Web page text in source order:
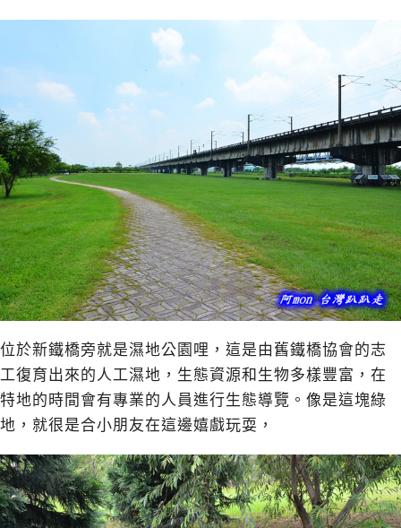
位於新鐵橋旁就是濕地公園哩，這是由舊鐵橋協會的志
工復育出來的人工濕地，生態資源和生物多樣豐富，在
特地的時間會有專業的人員進行生態導覽。像是這塊綠
地，就很是合小朋友在這邊嬉戲玩耍，